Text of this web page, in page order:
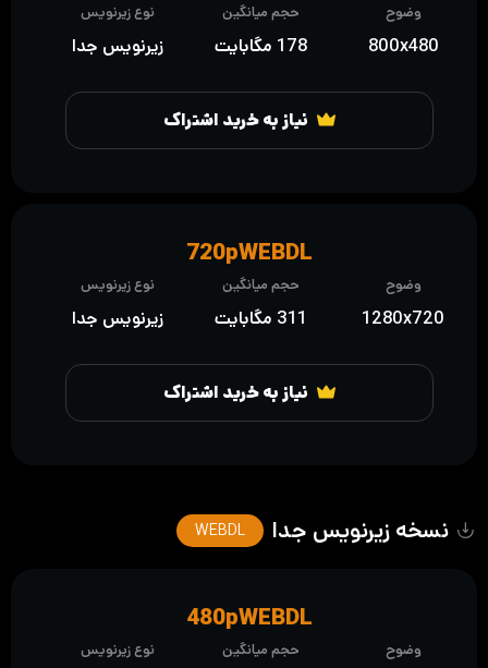
نیاز به خرید اشتراک
وضوح
800x480
حجم میانگین
178 مگابایت
نوع زیرنویس
زیرنویس جدا
نیاز به خرید اشتراک
وضوح
1280x720
حجم میانگین
311 مگابایت
نوع زیرنویس
زیرنویس جدا
720pWEBDL
نسخه زیرنویس جدا WEBDL
وضوح حجم میانگین نوع زیرنویس
480pWEBDL